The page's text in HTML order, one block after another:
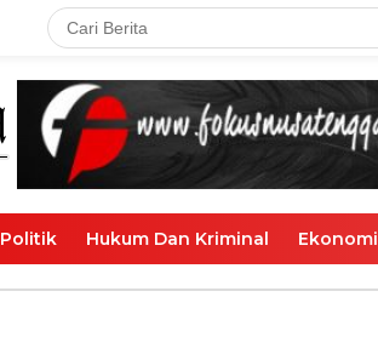
Politik Hukum Dan Kriminal Ekonomi